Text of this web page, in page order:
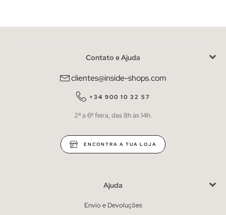
Contato e Ajuda
clientes@inside-shops.com
+34 900 10 32 57
2ª a 6ª feira, das 8h às 14h.
ENCONTRA A TUA LOJA
Ajuda
Envio e Devoluções